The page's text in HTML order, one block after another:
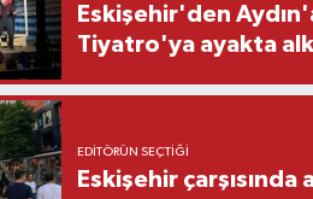
Eskişehir'den
Tiyatro'ya ayakta
EDITÖRÜN SEÇTIĞI
Eskişehir çarşısında